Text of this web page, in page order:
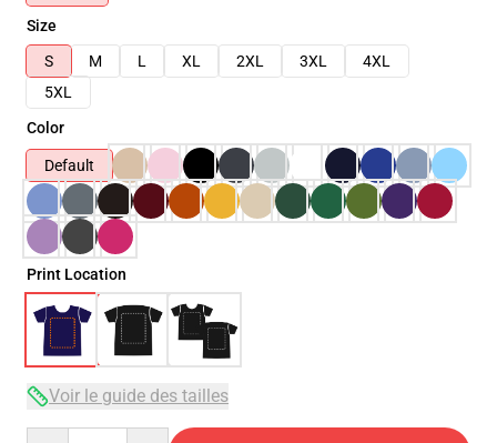
Size
S
M L XL 2XL 3XL
4XL
5XL
Color
Default
Print Location
Voir le guide des tailles